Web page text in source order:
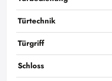
Türtechnik
Türgriff
Schloss